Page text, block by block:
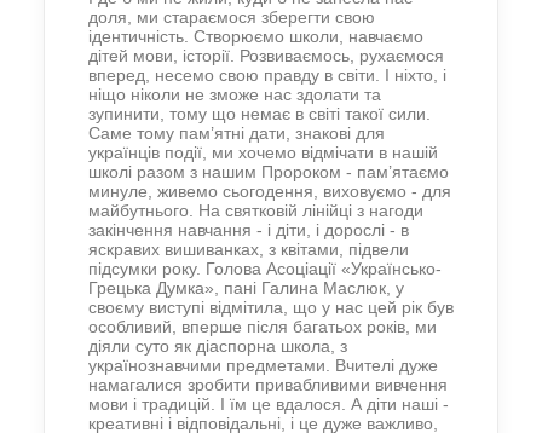
доля, ми стараємося зберегти свою
ідентичність. Створюємо школи, навчаємо
дітей мови, історії. Розвиваємось, рухаємося
вперед, несемо свою правду в світи. І ніхто, і
ніщо ніколи не зможе нас здолати та
зупинити, тому що немає в світі такої сили.
Саме тому пам’ятні дати, знакові для
українців події, ми хочемо відмічати в нашій
школі разом з нашим Пророком - пам’ятаємо
минуле, живемо сьогодення, виховуємо - для
майбутнього. На святковій лінійці з нагоди
закінчення навчання - і діти, і дорослі - в
яскравих вишиванках, з квітами, підвели
підсумки року. Голова Асоціації «Українсько-
Грецька Думка», пані Галина Маслюк, у
своєму виступі відмітила, що у нас цей рік був
особливий, вперше після багатьох років, ми
діяли суто як діаспорна школа, з
українознавчими предметами. Вчителі дуже
намагалися зробити привабливими вивчення
мови і традицій. І їм це вдалося. А діти наші -
креативні і відповідальні, і це дуже важливо,